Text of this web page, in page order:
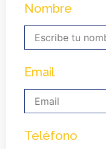
Nombre
Email
Teléfono